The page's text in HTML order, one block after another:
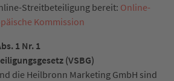
Streitbeteiligung bereit: Online-
Kommission
1 Nr. 1
(VSBG)
die Heilbronn Marketing GmbH sind